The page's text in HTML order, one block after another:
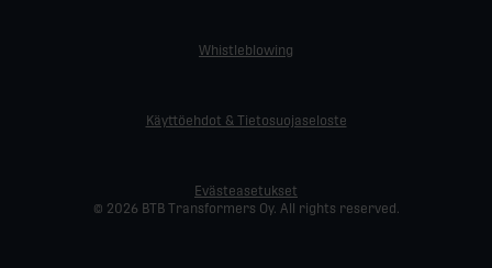
© 2026 BTB Transformers Oy. All rights reserved.
Whistleblowing
Käyttöehdot & Tietosuojaseloste
Evästeasetukset